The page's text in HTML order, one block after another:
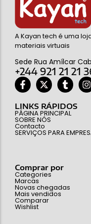
A Kayan tech é uma
materiais virtuais
Sede Rua Amílcar
+244 921 21 21
LINKS RÁPIDOS
PÁGINA PRINCIPAL
SOBRE NÓS
Contacto
SERVIÇOS PARA
Comprar por
Categories
Marcas
Novas chegadas
Mais vendidos
Comparar
Wishlist